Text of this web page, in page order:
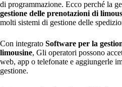
di programmazione. Ecco perché la
gestione delle prenotazioni di
molti sistemi di gestione delle
Con integrato Software per la
limousine, Gli operatori possono
web, app o telefonate e aggiungerle
gestione.